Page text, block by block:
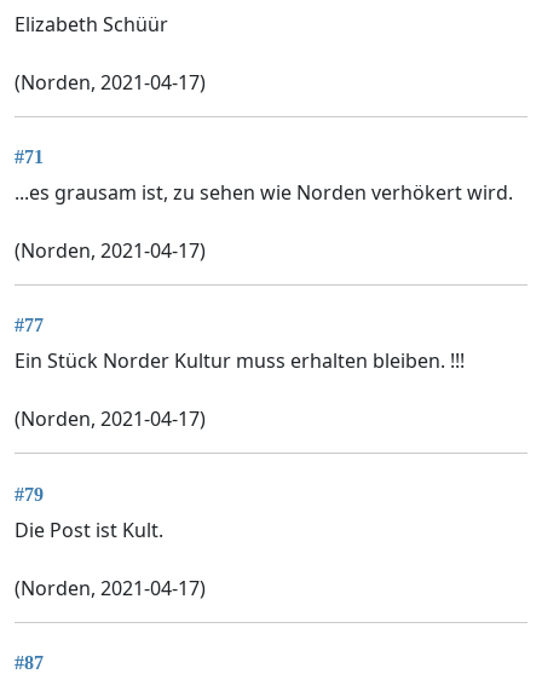
Elizabeth Schüür
(Norden, 2021-04-17)
#71
...es grausam ist, zu sehen wie Norden verhökert wird.
(Norden, 2021-04-17)
#77
Ein Stück Norder Kultur muss erhalten bleiben. !!!
(Norden, 2021-04-17)
#79
Die Post ist Kult.
(Norden, 2021-04-17)
#87